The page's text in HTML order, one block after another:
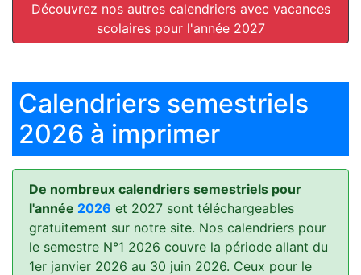
Découvrez nos autres calendriers avec vacances
scolaires pour l'année 2027
Calendriers semestriels
2026 à imprimer
De nombreux calendriers semestriels pour
l'année 2026 et 2027 sont téléchargeables
gratuitement sur notre site. Nos calendriers pour
le semestre N°1 2026 couvre la période allant du
1er janvier 2026 au 30 juin 2026. Ceux pour le